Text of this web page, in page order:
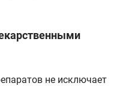
не исключает